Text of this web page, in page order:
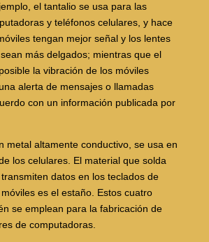
el tantalio se usa para las
y teléfonos celulares, y hace
tengan mejor señal y los lentes
más delgados; mientras que el
la vibración de los móviles
alerta de mensajes o llamadas
con un información publicada por
metal altamente conductivo, se usa en
los celulares. El material que solda
datos en los teclados de
es el estaño. Estos cuatro
se emplean para la fabricación de
de computadoras.